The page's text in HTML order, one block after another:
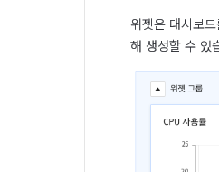
위젯은 대시보
해 생성할 수 있